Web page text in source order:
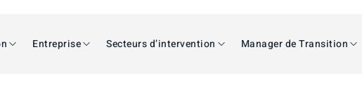
Entreprise Secteurs d’intervention Manager de Transition